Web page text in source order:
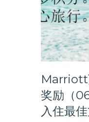
顿
+航
司
限
时
联
开
启
还
有
买
Marriott
奖励（
入住最佳